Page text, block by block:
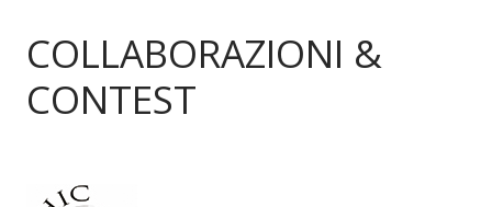
COLLABORAZIONI &
CONTEST